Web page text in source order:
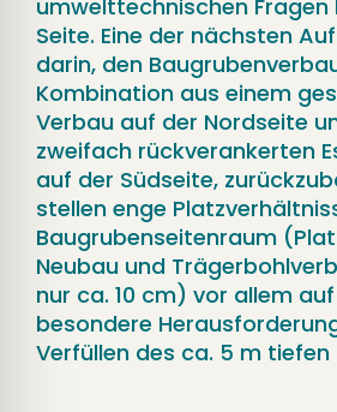
umwelttechnischen
Seite. Eine der nächsten
darin, den
Kombination aus einem
Verbau auf der Nordseite
zweifach rückverankerten
auf der Südseite,
stellen enge
Baugrubenseitenraum
Neubau und
nur ca. 10 cm) vor allem
besondere
Verfüllen des ca. 5 m tiefen